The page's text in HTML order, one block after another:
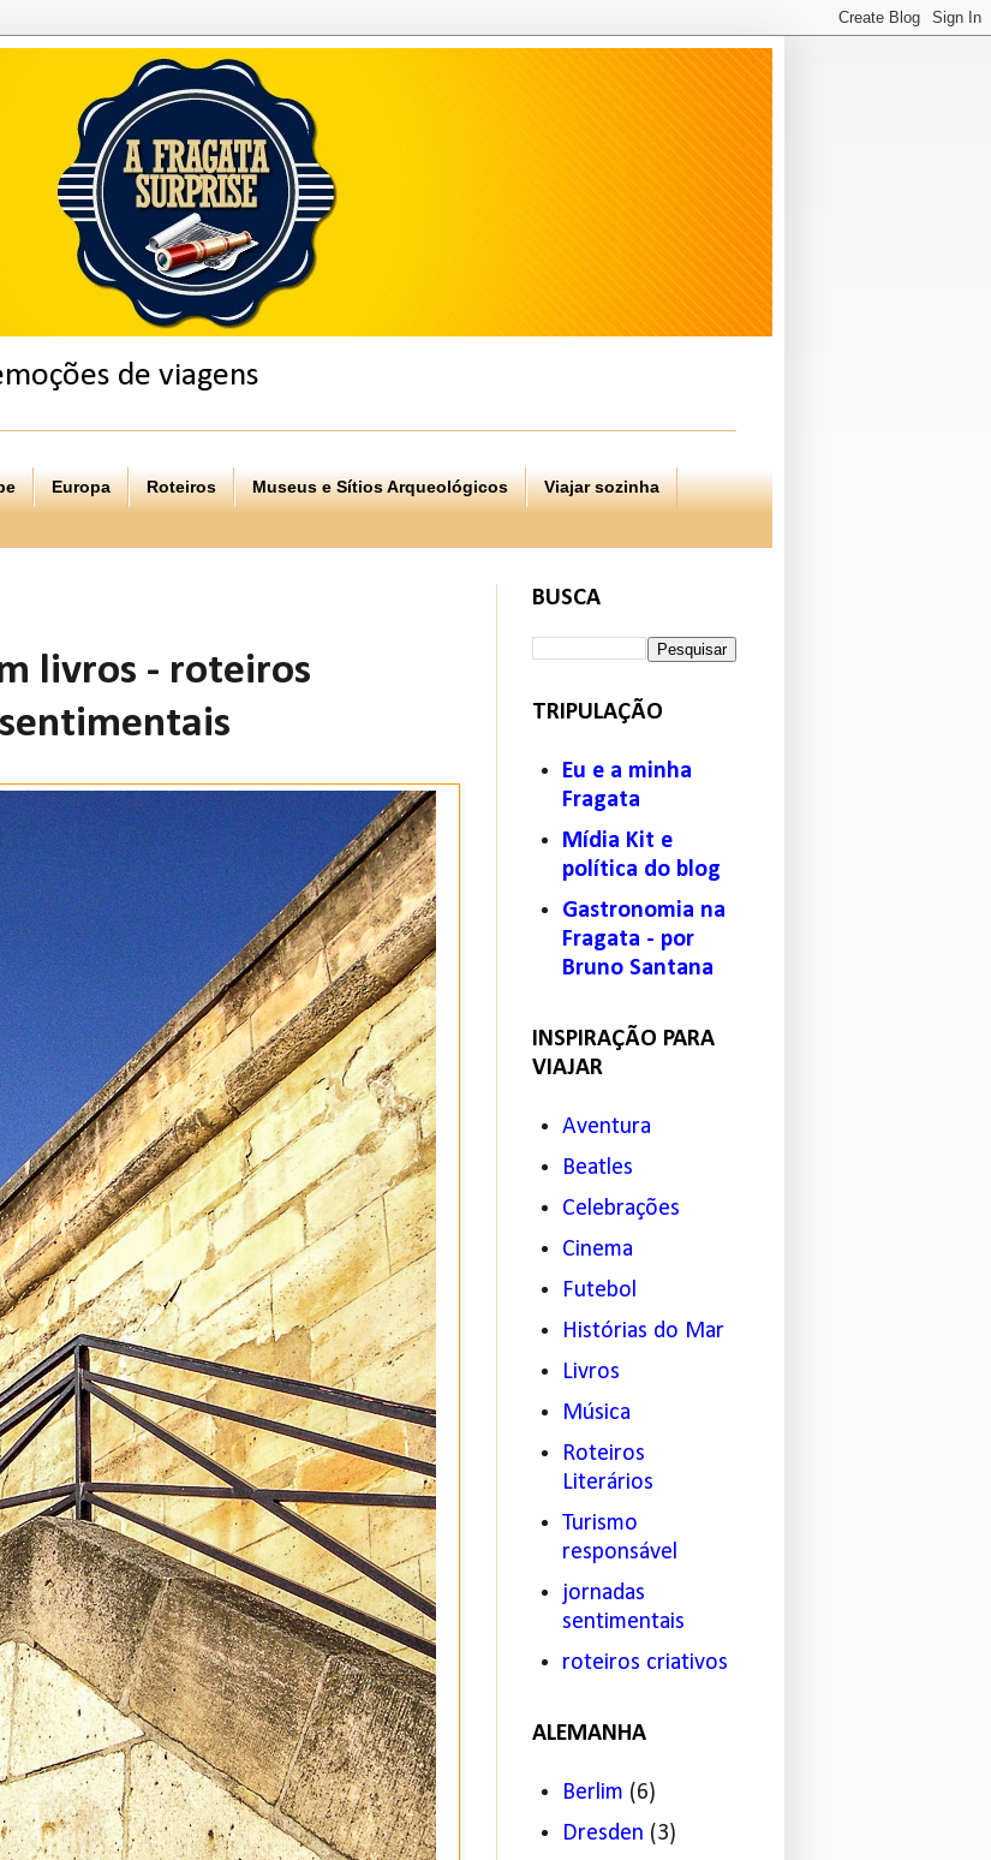
de viagens
Europa Roteiros Museus e Sítios Arqueológicos Viajar sozinha
livros - roteiros
BUSCA
TRIPULAÇÃO
Eu e a minha
Fragata
Mídia Kit e
política do blog
Gastronomia na
Fragata - por
Bruno Santana
INSPIRAÇÃO PARA
VIAJAR
Aventura
Beatles
Celebrações
Cinema
Futebol
Histórias do Mar
Livros
Música
Roteiros
Literários
Turismo
responsável
jornadas
sentimentais
roteiros criativos
ALEMANHA
Berlim (6)
Dresden (3)